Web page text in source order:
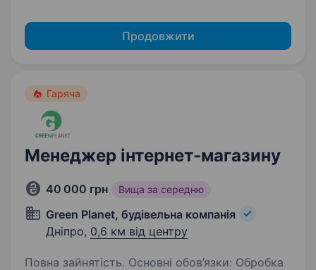
Продовжити
Гаряча
Менеджер інтернет-магазину
40 000 грн Вища за середню
Green Planet, будівельна компанія
Дніпро, 0,6 км від центру
Повна зайнятість. Основні обов’язки: Обробка